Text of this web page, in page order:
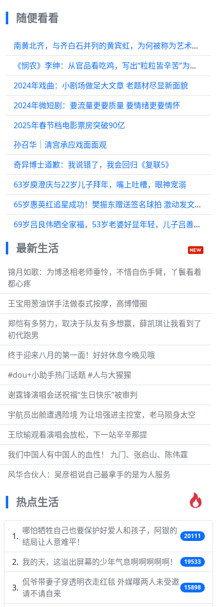
随便看看
南黄北齐，与齐白石并列的黄宾虹，为何被称为艺术的垃圾桶？
《悯农》李绅：从官品看吃鸡，写出“粒粒皆辛苦”为何争议不断？
2024年戏曲：小剧场做足大文章 老题材尽显新面貌
2024年微短剧：要流量更要质量 要情绪更要情怀
2025年春节档电影票房突破90亿
孙召华｜清宫承应戏面面观
奇异博士道歉：我说错了，我会回归《复联5》
63岁庾澄庆与22岁儿子拜年，嘴上吐槽，眼神宠溺
65岁惠英红追星成功！樊振东赠送签名球拍 激动发文：非常非常珍贵
69岁吕良伟晒全家福，53岁老婆好显年轻，儿子吕善扬罕见露面
最新生活
锦月如歌：为博丞相老师垂怜，不惜自伤手臂，丫鬟看着
都心疼
王宝用葱油饼手法做泰式按摩，高博懵圈
郑恺有多努力，取决于队友有多想赢，薛凯琪让我看到了
初代跑男
终于迎来八月的第一面！好好休息今晚见哦
#dou+小助手热门话题 #人与大猩猩
谢霆锋演唱会送祝福“生日快乐”被审判
宇航员出舱遭遇险境 为让培强进主控室，老马陨身太空
王欣瑜观看演唱会放松，下一站辛辛那提
我们中国人有中国人的血性！ 九门、张启山、陈伟霆
风华合伙人：吴彦祖说自己最拿手的是为人服务
热点生活
哪怕牺牲自己也要保护好爱人和孩子，阿银的
结局让人意难平！
20111
我的天，这溢出屏幕的少年气息啊啊啊啊啊！ 19533
侃爷带妻子穿透明衣走红毯 外媒曝两人未受邀
请不请自来
15898